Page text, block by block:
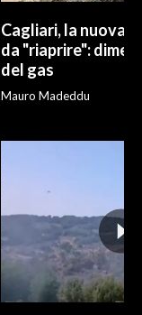
Cagliari, la nuova
da "riaprire":
del gas
Mauro Madeddu